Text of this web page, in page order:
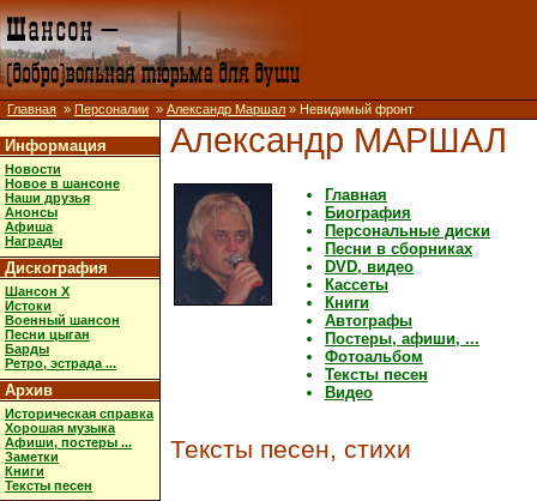
Главная » Персоналии » Александр Маршал » Невидимый фронт
Информация
Новости
Новое в шансоне
Наши друзья
Анонсы
Афиша
Награды
Дискография
Шансон X
Истоки
Военный шансон
Песни цыган
Барды
Ретро, эстрада ...
Архив
Историческая справка
Хорошая музыка
Афиши, постеры ...
Заметки
Книги
Тексты песен
Александр МАРШАЛ
Главная
Биография
Персональные диски
Песни в сборниках
DVD, видео
Кассеты
Книги
Автографы
Постеры, афиши, ...
Фотоальбом
Тексты песен
Видео
Тексты песен, стихи